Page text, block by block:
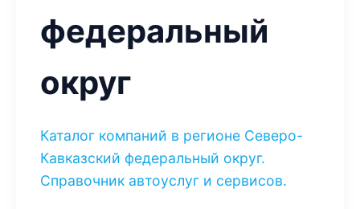
федеральный
округ
Каталог компаний в регионе Северо-
Кавказский федеральный округ.
Справочник автоуслуг и сервисов.